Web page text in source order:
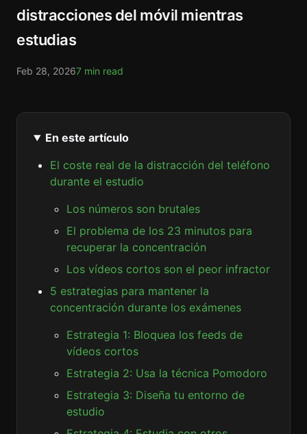
distracciones del móvil mientras
estudias
Feb 28, 20267 min read
En este artículo
El coste real de la distracción del teléfono
durante el estudio
Los números son brutales
El problema de los 23 minutos para
recuperar la concentración
Los vídeos cortos son el peor infractor
5 estrategias para mantener la
concentración durante los exámenes
Estrategia 1: Bloquea los feeds de
vídeos cortos
Estrategia 2: Usa la técnica Pomodoro
Estrategia 3: Diseña tu entorno de
estudio